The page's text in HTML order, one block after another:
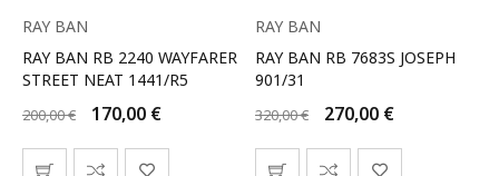
RAY BAN
RAY BAN RB 2240 WAYFARER
STREET NEAT 1441/R5
200,00€ 170,00 €
RAY BAN
RAY BAN RB 7683S JOSEPH
901/31
320,00€ 270,00 €